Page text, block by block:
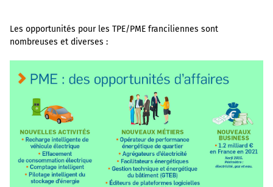
Les opportunités pour les TPE/PME franciliennes sont
nombreuses et diverses :